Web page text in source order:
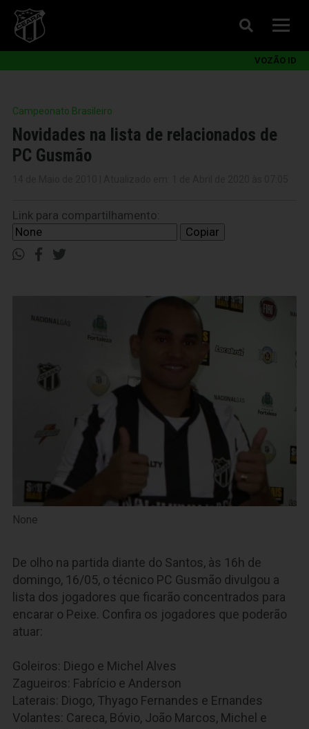
VOZÃO ID
Campeonato Brasileiro
Novidades na lista de relacionados de
PC Gusmão
Link para compartilhamento:
Copiar
None
De olho na partida diante do Santos, às 16h de
domingo, 16/05, o técnico PC Gusmão divulgou a
lista dos jogadores que ficarão concentrados para
encarar o Peixe. Confira os jogadores que poderão
atuar:
Goleiros: Diego e Michel Alves
Zagueiros: Fabrício e Anderson
Laterais: Diogo, Thyago Fernandes e Ernandes
Volantes: Careca, Bóvio, João Marcos, Michel e